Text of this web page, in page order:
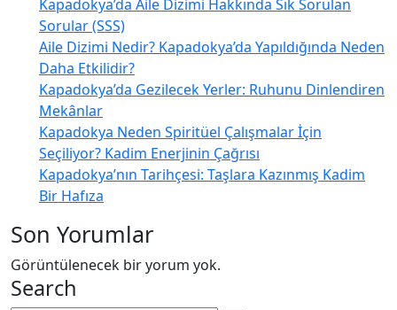
Kapadokya’da Aile Dizimi Hakkında Sık Sorulan
Sorular (SSS)
Aile Dizimi Nedir? Kapadokya’da Yapıldığında Neden
Daha Etkilidir?
Kapadokya’da Gezilecek Yerler: Ruhunu Dinlendiren
Mekânlar
Kapadokya Neden Spiritüel Çalışmalar İçin
Seçiliyor? Kadim Enerjinin Çağrısı
Kapadokya’nın Tarihçesi: Taşlara Kazınmış Kadim
Bir Hafıza
Son Yorumlar
Görüntülenecek bir yorum yok.
Search